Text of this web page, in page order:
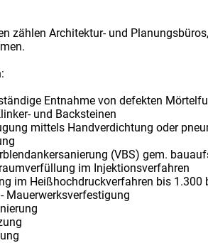
zählen Architektur- und
Entnahme von defekten
und Backsteinen
mittels Handverdichtung oder
(VBS) gem.
im Injektionsverfahren
im Heißhochdruckverfahren bis 1.300
Mauerwerksverfestigung